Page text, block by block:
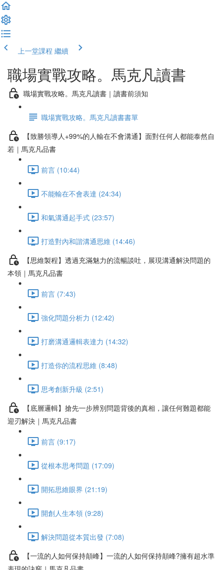
上一堂課程 繼續
職場實戰攻略。馬克凡讀書
職場實戰攻略。馬克凡讀書｜讀書前須知
職場實戰攻略。馬克凡讀書書單
【致勝領導人+99%的人輸在不會溝通】面對任何人都能泰然自
若｜馬克凡品書
前言 (10:44)
不能輸在不會表達 (24:34)
和氣溝通起手式 (23:57)
打造對內和諧溝通思維 (14:46)
【思維製程】透過充滿魅力的流暢談吐，展現溝通解決問題的
本領｜馬克凡品書
前言 (7:43)
強化問題分析力 (12:42)
打磨溝通邏輯表達力 (14:32)
打造你的流程思維 (8:48)
思考創新升級 (2:51)
【底層邏輯】搶先一步辨別問題背後的真相，讓任何難題都能
迎刃解決｜馬克凡品書
前言 (9:17)
從根本思考問題 (17:09)
開拓思維眼界 (21:19)
開創人生本領 (9:28)
解決問題從本質出發 (7:08)
【一流的人如何保持顛峰】一流的人如何保持顛峰?擁有超水準